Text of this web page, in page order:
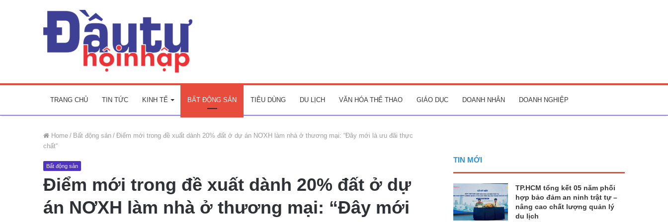
TRANG CHỦ TIN TỨC KINH TẾ BẤT ĐỘNG SẢN TIÊU DÙNG DU LỊCH VĂN HÓA THỂ THAO GIÁO DỤC DOANH NHÂN DOANH NGHIỆP
Home / Bất động sản / Điểm mới trong đề xuất dành 20% đất ở dự án NƠXH làm nhà ở thương mại: “Đây mới là ưu đãi thực
chất“
Bất động sản
Điểm mới trong đề xuất dành 20% đất ở dự
án NƠXH làm nhà ở thương mại: “Đây mới
TIN MỚI
TP.HCM tổng kết 05 năm phối
hợp bảo đảm an ninh trật tự –
nâng cao chất lượng quản lý
du lịch